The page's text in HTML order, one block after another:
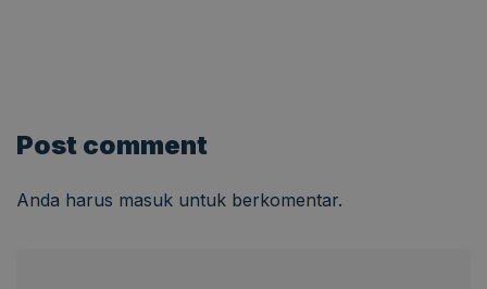
Post comment
Anda harus masuk untuk berkomentar.